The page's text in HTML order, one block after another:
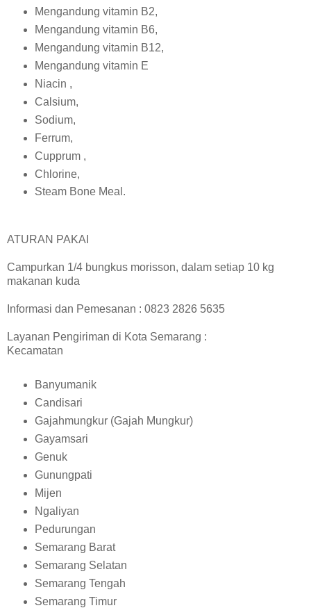
Mengandung vitamin B2,
Mengandung vitamin B6,
Mengandung vitamin B12,
Mengandung vitamin E
Niacin ,
Calsium,
Sodium,
Ferrum,
Cupprum ,
Chlorine,
Steam Bone Meal.
ATURAN PAKAI
Campurkan 1/4 bungkus morisson, dalam setiap 10 kg
makanan kuda
Informasi dan Pemesanan : 0823 2826 5635
Layanan Pengiriman di Kota Semarang :
Kecamatan
Banyumanik
Candisari
Gajahmungkur (Gajah Mungkur)
Gayamsari
Genuk
Gunungpati
Mijen
Ngaliyan
Pedurungan
Semarang Barat
Semarang Selatan
Semarang Tengah
Semarang Timur